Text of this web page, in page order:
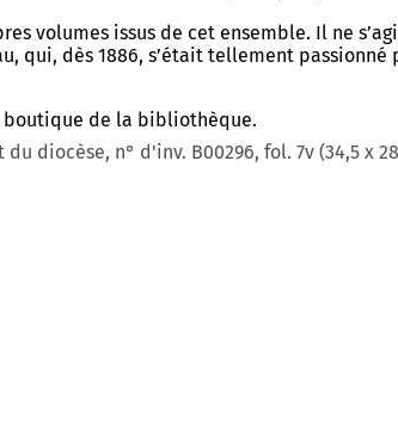
volumes issus de cet ensemble. Il ne
qui, dès 1886, s’était tellement passionné
boutique de la bibliothèque.
diocèse, n° d'inv. B00296, fol. 7v (34,5 x